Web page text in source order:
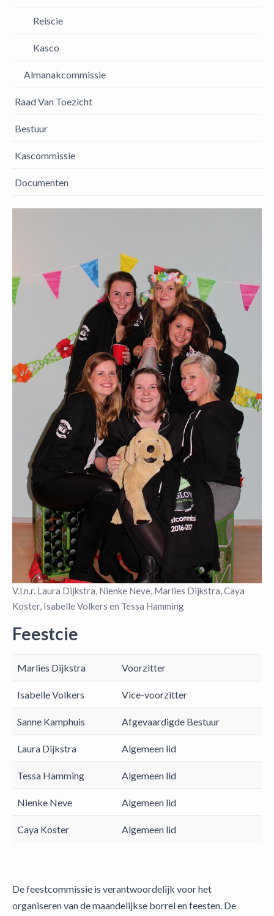
Reiscie
Kasco
Almanakcommissie
Raad Van Toezicht
Bestuur
Kascommissie
Documenten
V.l.n.r. Laura Dijkstra, Nienke Neve, Marlies Dijkstra, Caya
Koster, Isabelle Volkers en Tessa Hamming
Feestcie
Marlies Dijkstra Voorzitter
Isabelle Volkers Vice-voorzitter
Sanne Kamphuis Afgevaardigde Bestuur
Laura Dijkstra Algemeen lid
Tessa Hamming Algemeen lid
Nienke Neve Algemeen lid
Caya Koster Algemeen lid
De feestcommissie is verantwoordelijk voor het
organiseren van de maandelijkse borrel en feesten. De